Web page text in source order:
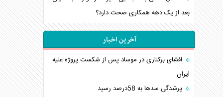
بعد از یک دهه همکاری صحت دارد؟
آخرین اخبار
افشای برکناری در موساد پس از شکست پروژه علیه
ایران
پرشدگی سدها به 58درصد رسید